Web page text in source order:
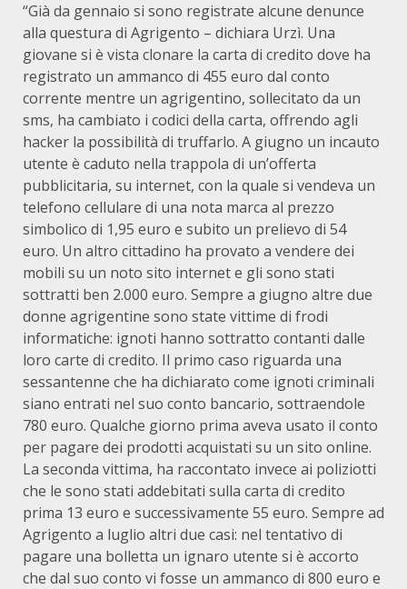
“Già da gennaio si sono registrate alcune denunce
alla questura di Agrigento – dichiara Urzì. Una
giovane si è vista clonare la carta di credito dove ha
registrato un ammanco di 455 euro dal conto
corrente mentre un agrigentino, sollecitato da un
sms, ha cambiato i codici della carta, offrendo agli
hacker la possibilità di truffarlo. A giugno un incauto
utente è caduto nella trappola di un’offerta
pubblicitaria, su internet, con la quale si vendeva un
telefono cellulare di una nota marca al prezzo
simbolico di 1,95 euro e subito un prelievo di 54
euro. Un altro cittadino ha provato a vendere dei
mobili su un noto sito internet e gli sono stati
sottratti ben 2.000 euro. Sempre a giugno altre due
donne agrigentine sono state vittime di frodi
informatiche: ignoti hanno sottratto contanti dalle
loro carte di credito. Il primo caso riguarda una
sessantenne che ha dichiarato come ignoti criminali
siano entrati nel suo conto bancario, sottraendole
780 euro. Qualche giorno prima aveva usato il conto
per pagare dei prodotti acquistati su un sito online.
La seconda vittima, ha raccontato invece ai poliziotti
che le sono stati addebitati sulla carta di credito
prima 13 euro e successivamente 55 euro. Sempre ad
Agrigento a luglio altri due casi: nel tentativo di
pagare una bolletta un ignaro utente si è accorto
che dal suo conto vi fosse un ammanco di 800 euro e